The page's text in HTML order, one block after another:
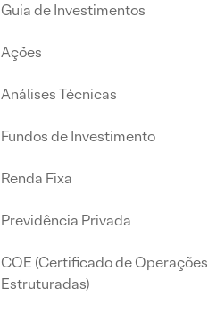
Guia de Investimentos
Ações
Análises Técnicas
Fundos de Investimento
Renda Fixa
Previdência Privada
COE (Certificado de Operações
Estruturadas)